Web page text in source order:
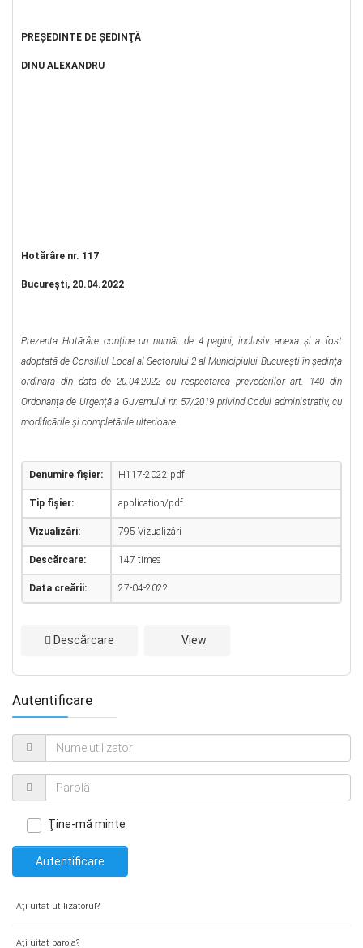
PREŞEDINTE DE ŞEDINŢĂ
DINU ALEXANDRU
Hotărâre nr. 117
Bucureşti, 20.04.2022
Prezenta Hotărâre conține un număr de 4 pagini, inclusiv anexa şi a fost
adoptată de Consiliul Local al Sectorului 2 al Municipiului Bucureşti în şedinţa
ordinară din data de 20.04.2022 cu respectarea prevederilor art. 140 din
Ordonanţa de Urgenţă a Guvernului nr. 57/2019 privind Codul administrativ, cu
modificările şi completările ulterioare.
Denumire fișier: H117-2022.pdf
Tip fișier: application/pdf
Vizualizări: 795 Vizualizări
Descărcare: 147 times
Data creării: 27-04-2022
Descărcare View
Autentificare
Ţine-mă minte
Autentificare
Aţi uitat utilizatorul?
Aţi uitat parola?